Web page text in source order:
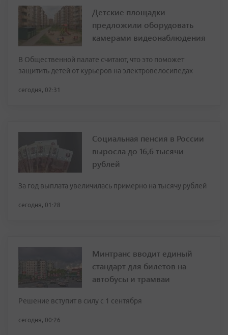
Детские площадки
предложили оборудовать
камерами видеонаблюдения
В Общественной палате считают, что это поможет
защитить детей от курьеров на электровелосипедах
сегодня, 02:31
Социальная пенсия в России
выросла до 16,6 тысячи
рублей
За год выплата увеличилась примерно на тысячу рублей
сегодня, 01:28
Минтранс вводит единый
стандарт для билетов на
автобусы и трамваи
Решение вступит в силу с 1 сентября
сегодня, 00:26